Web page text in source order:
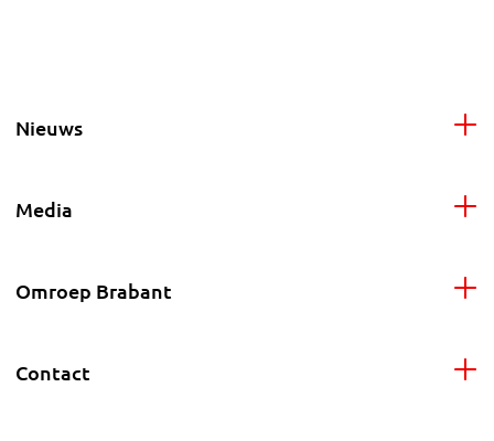
Nieuws
Media
Omroep Brabant
Contact